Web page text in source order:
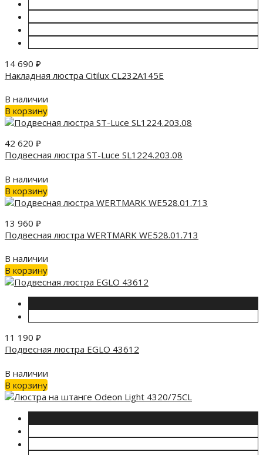
14 690 ₽
Накладная люстра Citilux CL232A145E
В наличии
В корзину
42 620 ₽
Подвесная люстра ST-Luce SL1224.203.08
В наличии
В корзину
13 960 ₽
Подвесная люстра WERTMARK WE528.01.713
В наличии
В корзину
11 190 ₽
Подвесная люстра EGLO 43612
В наличии
В корзину